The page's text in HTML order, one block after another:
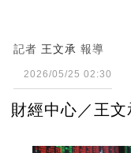
記者 王文承 報導
2026/05/25 02:30
財經中心／王文